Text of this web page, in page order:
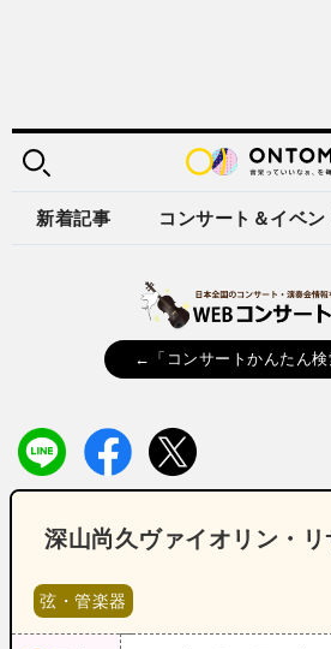
新着記事 コンサート＆イベン
←「コンサートかんたん検
深山尚久ヴァイオリン・
弦・管楽器